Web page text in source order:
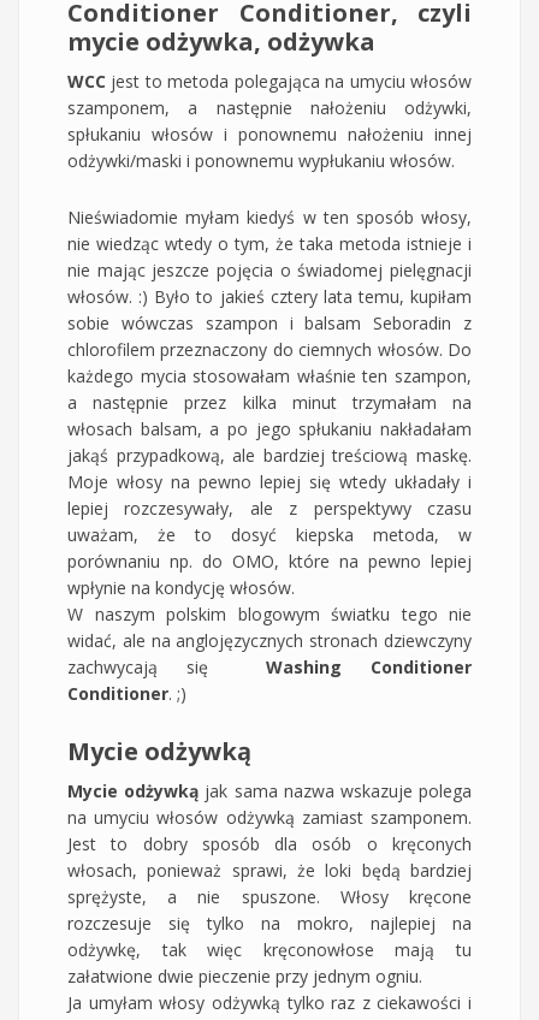
Conditioner Conditioner, czyli
mycie odżywka, odżywka
WCC jest to metoda polegająca na umyciu włosów
szamponem, a następnie nałożeniu odżywki,
spłukaniu włosów i ponownemu nałożeniu innej
odżywki/maski i ponownemu wypłukaniu włosów.
Nieświadomie myłam kiedyś w ten sposób włosy,
nie wiedząc wtedy o tym, że taka metoda istnieje i
nie mając jeszcze pojęcia o świadomej pielęgnacji
włosów. :) Było to jakieś cztery lata temu, kupiłam
sobie wówczas szampon i balsam Seboradin z
chlorofilem przeznaczony do ciemnych włosów. Do
każdego mycia stosowałam właśnie ten szampon,
a następnie przez kilka minut trzymałam na
włosach balsam, a po jego spłukaniu nakładałam
jakąś przypadkową, ale bardziej treściową maskę.
Moje włosy na pewno lepiej się wtedy układały i
lepiej rozczesywały, ale z perspektywy czasu
uważam, że to dosyć kiepska metoda, w
porównaniu np. do OMO, które na pewno lepiej
wpłynie na kondycję włosów.
W naszym polskim blogowym światku tego nie
widać, ale na anglojęzycznych stronach dziewczyny
zachwycają się Washing Conditioner
Conditioner. ;)
Mycie odżywką
Mycie odżywką jak sama nazwa wskazuje polega
na umyciu włosów odżywką zamiast szamponem.
Jest to dobry sposób dla osób o kręconych
włosach, ponieważ sprawi, że loki będą bardziej
sprężyste, a nie spuszone. Włosy kręcone
rozczesuje się tylko na mokro, najlepiej na
odżywkę, tak więc kręconowłose mają tu
załatwione dwie pieczenie przy jednym ogniu.
Ja umyłam włosy odżywką tylko raz z ciekawości i